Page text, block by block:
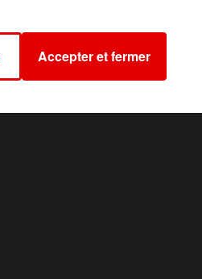
Accepter et fermer